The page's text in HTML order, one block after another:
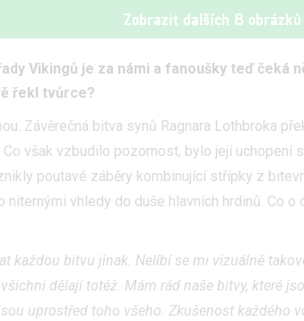
Zobrazit dalších 8 obrázků
Vikingů je za námi a fanoušky teď čeká
řekl tvůrce?
Závěrečná bitva synů Ragnara Lothbroka
však vzbudilo pozornost, bylo její uchopení
poutavé záběry kombinující střípky z
niternými vhledy do duše hlavních hrdinů. Co
každou bitvu jinak. Nelíbí se mi vizuálně
dělají totéž. Mám rád naše bitvy, které
uprostřed toho všeho. Zkušenost každého